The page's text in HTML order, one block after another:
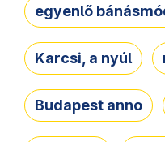
egyenlő
Karcsi, a nyúl
Budapest anno